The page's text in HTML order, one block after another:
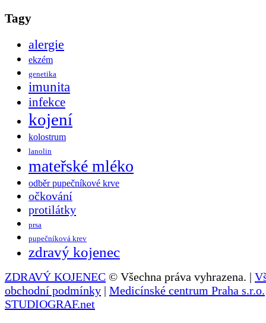
Tagy
alergie
ekzém
genetika
imunita
infekce
kojení
kolostrum
lanolin
mateřské mléko
odběr pupečníkové krve
očkování
protilátky
prsa
pupečníková krev
zdravý kojenec
ZDRAVÝ KOJENEC © Všechna práva vyhrazena. |
obchodní podmínky | Medicínské centrum Praha s.r.o.
STUDIOGRAF.net